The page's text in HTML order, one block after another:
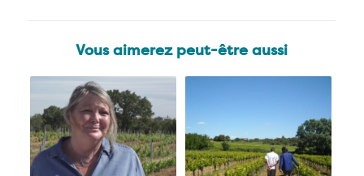
Vous aimerez peut-être aussi